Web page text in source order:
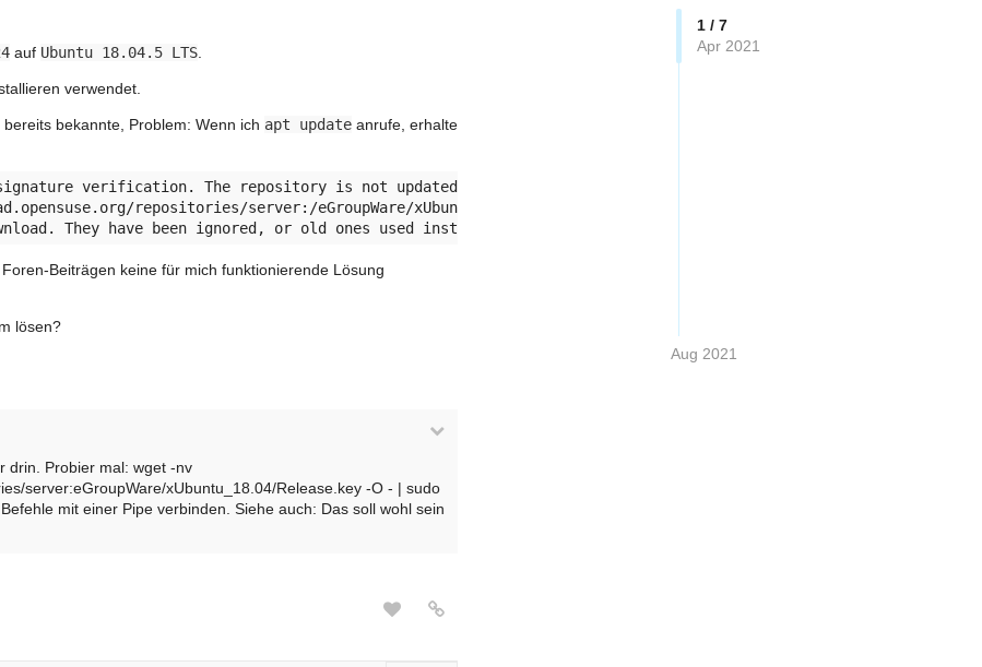
1 / 7
Apr 2021
Aug 2021
auf Ubuntu 18.04.5 LTS
verwendet.
bekannte, Problem: Wenn ich apt update anrufe, erhalte
verification. The repository is not updated and the previous index files will be used. GPG error: http://
repositories/server:/eGroupWare/xUbuntu_18.04/InRelease  The following signatures were invalid:
Beiträgen keine für mich funktionierende Lösung
lösen?
drin. Probier mal: wget -nv
server:eGroupWare/xUbuntu_18.04/Release.key -O - | sudo
mit einer Pipe verbinden. Siehe auch: Das soll wohl sein